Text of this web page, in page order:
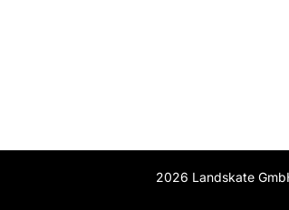
2026 Landskate